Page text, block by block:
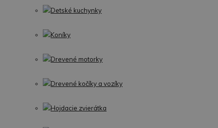
Detské kuchynky
Koníky
Drevené motorky
Drevené kočíky a vozíky
Hojdacie zvierátka